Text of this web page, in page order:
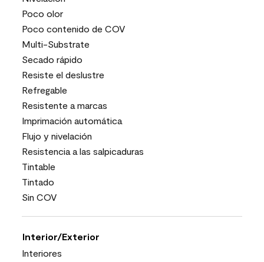
Poco olor
Poco contenido de COV
Multi-Substrate
Secado rápido
Resiste el deslustre
Refregable
Resistente a marcas
Imprimación automática
Flujo y nivelación
Resistencia a las salpicaduras
Tintable
Tintado
Sin COV
Interior/Exterior
Interiores